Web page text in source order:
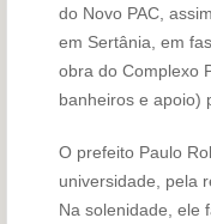
do Novo PAC,
em Sertânia, em
obra do Complexo
banheiros e apoio)
O prefeito Paulo
universidade, pela
Na solenidade, ele